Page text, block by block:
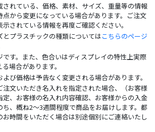
されている、価格、素材、サイズ、重量等の情報
点から変更になっている場合があります。ご注文
されている情報を再度ご確認ください。
とプラスチックの種類についてはこちらのページ
です。また、色合いはディスプレイの特性上実際
場合があります。
び価格は予告なく変更される場合があります。
注文いただき名入れを指定された場合、（お客様
定、お客様の名入れ内容確認、お客様からの入金
、概ね2～3週間程度で商品をお届けします。都
お時間をいただく場合は別途個別にご連絡いたし